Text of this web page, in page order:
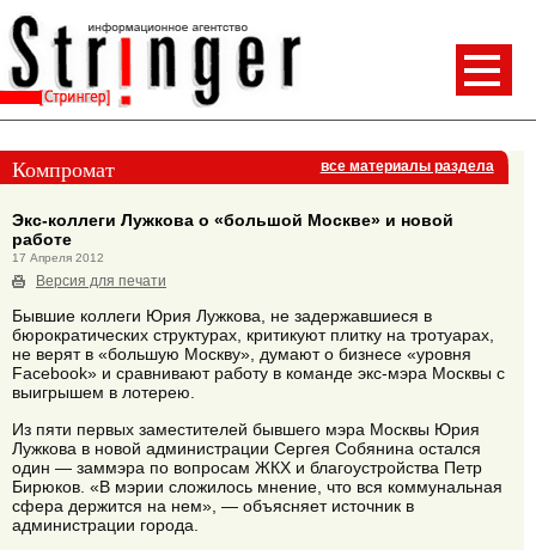
Компромат все материалы раздела
Экс-коллеги Лужкова о «большой Москве» и новой
работе
17 Апреля 2012
Версия для печати
Бывшие коллеги Юрия Лужкова, не задержавшиеся в
бюрократических структурах, критикуют плитку на тротуарах,
не верят в «большую Москву», думают о бизнесе «уровня
Facebook» и сравнивают работу в команде экс-мэра Москвы с
выигрышем в лотерею.
Из пяти первых заместителей бывшего мэра Москвы Юрия
Лужкова в новой администрации Сергея Собянина остался
один — заммэра по вопросам ЖКХ и благоустройства Петр
Бирюков. «В мэрии сложилось мнение, что вся коммунальная
сфера держится на нем», — объясняет источник в
администрации города.